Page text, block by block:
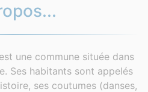
une commune située dans
Ses habitants sont appelés
ses coutumes (danses,